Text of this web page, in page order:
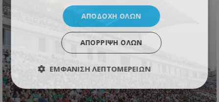
ΑΠΟΔΟΧΉ ΌΛΩΝ
ΑΠΌΡΡΙΨΗ ΌΛΩΝ
ΕΜΦΆΝΙΣΗ ΛΕΠΤΟΜΕΡΕΙΏΝ